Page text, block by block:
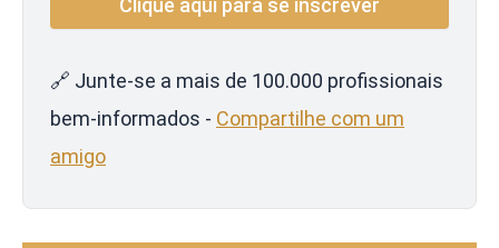
🔗 Junte-se a mais de 100.000 profissionais
bem-informados - Compartilhe com um
amigo